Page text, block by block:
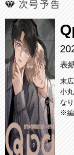
表
末
小
な
※編